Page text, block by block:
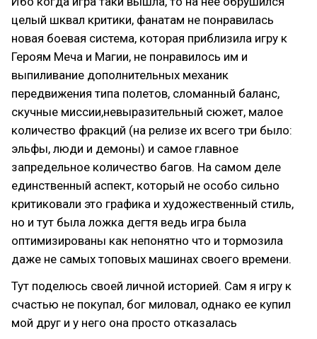
целый шквал критики, фанатам не понравилась
новая боевая система, которая приблизила игру к
Героям Меча и Магии, не понравилось им и
выпиливание дополнительных механик
передвижения типа полетов, сломанный баланс,
скучные миссии,невыразительный сюжет, малое
количество фракций (на релизе их всего три было:
эльфы, люди и демоны) и самое главное
запредельное количество багов. На самом деле
единственный аспект, который не особо сильно
критиковали это графика и художественный стиль,
но и тут была ложка дегтя ведь игра была
оптимизированы как непонятно что и тормозила
даже не самых топовых машинах своего времени.
Тут поделюсь своей личной историей. Сам я игру к
счастью не покупал, бог миловал, однако ее купил
мой друг и у него она просто отказалась